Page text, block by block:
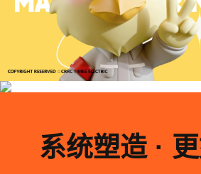
系统塑造 ·